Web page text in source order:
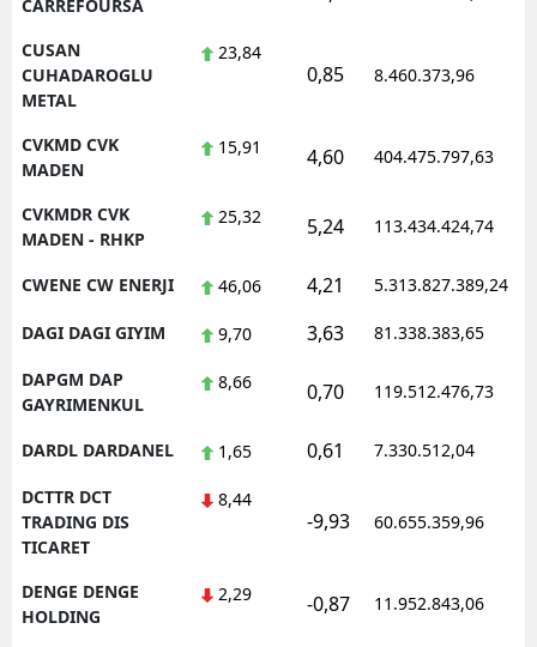
CARREFOURSA
CUSAN
CUHADAROGLU
METAL
23,84
0,85 8.460.373,96
CVKMD CVK
MADEN
15,91 4,60 404.475.797,63
CVKMDR CVK
MADEN - RHKP
25,32 5,24 113.434.424,74
CWENE CW ENERJI 46,06 4,21 5.313.827.389,24
DAGI DAGI GIYIM 9,70 3,63 81.338.383,65
DAPGM DAP
GAYRIMENKUL
8,66 0,70 119.512.476,73
DARDL DARDANEL 1,65 0,61 7.330.512,04
DCTTR DCT
TRADING DIS
TICARET
8,44
-9,93 60.655.359,96
DENGE DENGE
HOLDING
2,29 -0,87 11.952.843,06